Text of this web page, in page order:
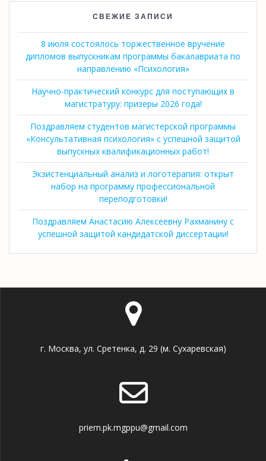
СВЕЖИЕ ЗАПИСИ
8 июля состоялось торжественное вручение
дипломов выпускникам программы бакалавриата по
направлению «Психология»
Научно-практический конкурс для поступающих в
магистратуру: призеры 2026 года!
Поздравляем студентов магистерской программы
«Консультативная психология» с успешной защитой
выпускных квалификационных работ!
Экзистенциальный анализ и логотерапия: открыт
набор на программу профессиональной
переподготовки!
Поздравляем Анастасию Алексеевну Рахманину с
успешной защитой кандидатской диссертации!
г. Москва, ул. Сретенка, д. 29 (м. Сухаревская)
priem.pk.mgppu@gmail.com